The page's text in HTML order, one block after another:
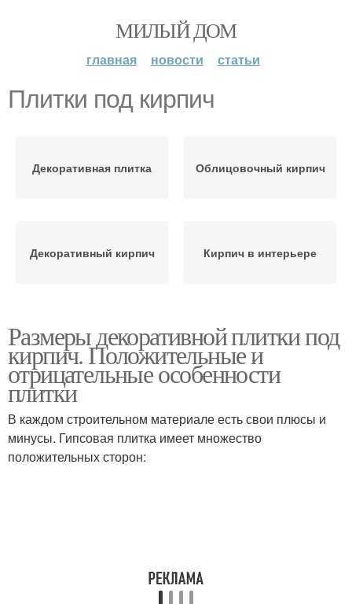
МИЛЫЙ ДОМ
главная новости статьи
Плитки под кирпич
Декоративная плитка Облицовочный кирпич
Декоративный кирпич Кирпич в интерьере
Размеры декоративной плитки под
кирпич. Положительные и
отрицательные особенности
плитки
В каждом строительном материале есть свои плюсы и
минусы. Гипсовая плитка имеет множество
положительных сторон: